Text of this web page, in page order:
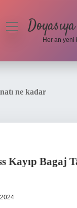
menüyü
Her an yeni
ne kadar
Kayıp Bagaj